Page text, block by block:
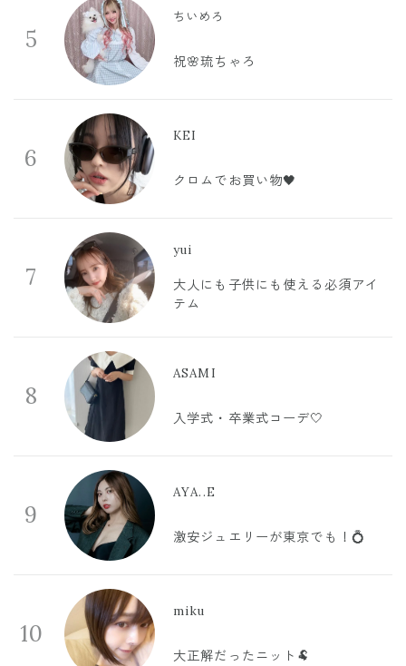
5
ちいめろ
祝🌸琉ちゃろ
6
KEI
クロムでお買い物🖤
7
yui
大人にも子供にも使える必須アイ
テム
8
ASAMI
入学式・卒業式コーデ🤍
9
AYA..E
激安ジュエリーが東京でも！💍
10
miku
大正解だったニット🐏